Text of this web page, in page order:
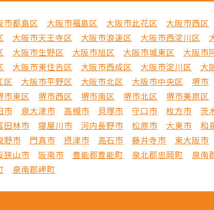
市都島区 大阪市福島区 大阪市此花区 大阪市西区
大阪市天王寺区 大阪市浪速区 大阪市西淀川区
大阪市生野区 大阪市旭区 大阪市城東区
大阪市
大阪市東住吉区 大阪市西成区 大阪市淀川区
大
区
大阪市平野区 大阪市北区 大阪市中央区 堺市
市東区 堺市西区 堺市南区 堺市北区 堺市美原区
市 泉大津市 高槻市 貝塚市 守口市 枚方市 茨
田林市 寝屋川市 河内長野市 松原市 大東市 和
野市 門真市 摂津市 高石市 藤井寺市 東大阪市
狭山市 阪南市 豊能郡豊能町 泉北郡忠岡町
泉南
泉南郡岬町